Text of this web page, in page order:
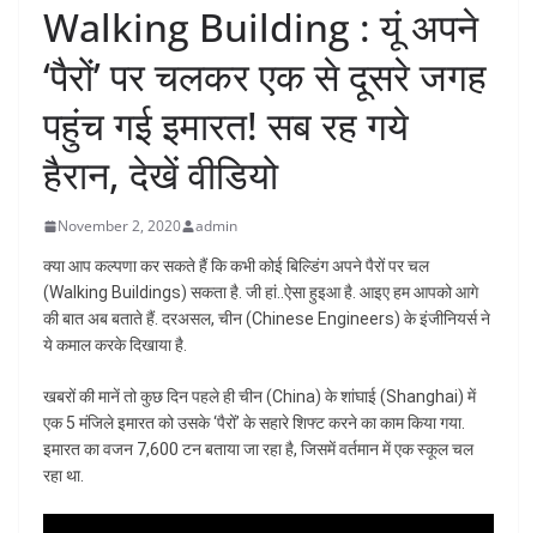
Walking Building : यूं अपने
‘पैरों’ पर चलकर एक से दूसरे जगह
पहुंच गई इमारत! सब रह गये
हैरान, देखें वीडियो
November 2, 2020 admin
क्या आप कल्पणा कर सकते हैं कि कभी कोई बिल्डिंग अपने पैरों पर चल
(Walking Buildings) सकता है. जी हां..ऐसा हुइआ है. आइए हम आपको आगे
की बात अब बताते हैं. दरअसल, चीन (Chinese Engineers) के इंजीनियर्स ने
ये कमाल करके दिखाया है.
खबरों की मानें तो कुछ दिन पहले ही चीन (China) के शांघाई (Shanghai) में
एक 5 मंजिले इमारत को उसके ‘पैरों’ के सहारे शिफ्ट करने का काम किया गया.
इमारत का वजन 7,600 टन बताया जा रहा है, जिसमें वर्तमान में एक स्कूल चल
रहा था.